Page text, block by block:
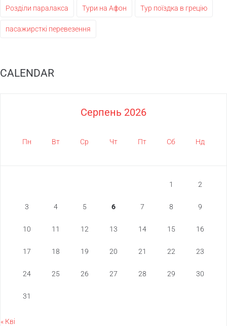
Розділи паралакса Тури на Афон Тур поїздка в грецію
пасажирсткі перевезення
CALENDAR
Серпень 2026
Пн Вт Ср Чт Пт Сб Нд
1 2
3 4 5 6 7 8 9
10 11 12 13 14 15 16
17 18 19 20 21 22 23
24 25 26 27 28 29 30
31
« Кві